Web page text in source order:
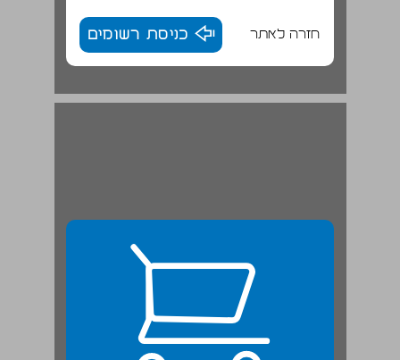
חזרה לאתר כניסת רשומים